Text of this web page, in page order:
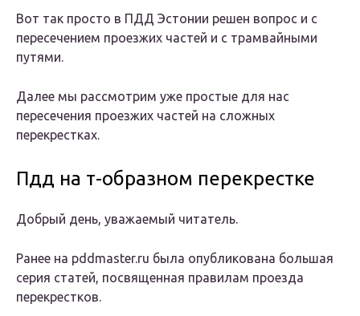
Вот так просто в ПДД Эстонии решен вопрос и с
пересечением проезжих частей и с трамвайными
путями.
Далее мы рассмотрим уже простые для нас
пересечения проезжих частей на сложных
перекрестках.
Пдд на т-образном перекрестке
Добрый день, уважаемый читатель.
Ранее на pddmaster.ru была опубликована большая
серия статей, посвященная правилам проезда
перекрестков.